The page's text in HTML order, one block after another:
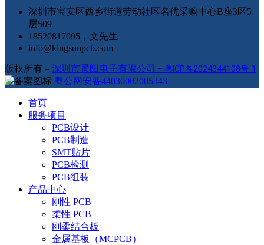
深圳市宝安区西乡街道劳动社区名优采购中心B座3区5
层509
18520817095，文先生
info@kingsunpcb.com
版权所有 – 深圳市景阳电子有限公司 – 粤ICP备2024344108号-1
粤公网安备44030002005343
首页
服务项目
PCB设计
PCB制造
SMT贴片
PCB检测
PCB组装
产品中心
刚性 PCB
柔性 PCB
刚柔结合板
金属基板（MCPCB）